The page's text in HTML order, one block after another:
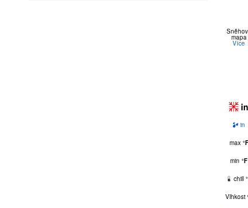
mapa
Více
in
in
max °F
min °F
chill °
Vlhkost